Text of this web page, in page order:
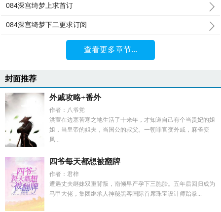
084深宫绮梦上求首订
084深宫绮梦下二更求订阅
查看更多章节...
封面推荐
外戚攻略+番外
作者：八爷党
洪萱在边塞苦寒之地生活了十来年，才知道自己有个当贵妃的姐
姐，当皇帝的姐夫，当国公的叔父。一朝罪官变外戚，麻雀变
凤...
四爷每天都想被翻牌
作者：君梓
遭遇丈夫继妹双重背叛，南倾早产孕下三胞胎。五年后回归成为
马甲大佬，集团继承人神秘黑客国际首席珠宝设计师跆拳...